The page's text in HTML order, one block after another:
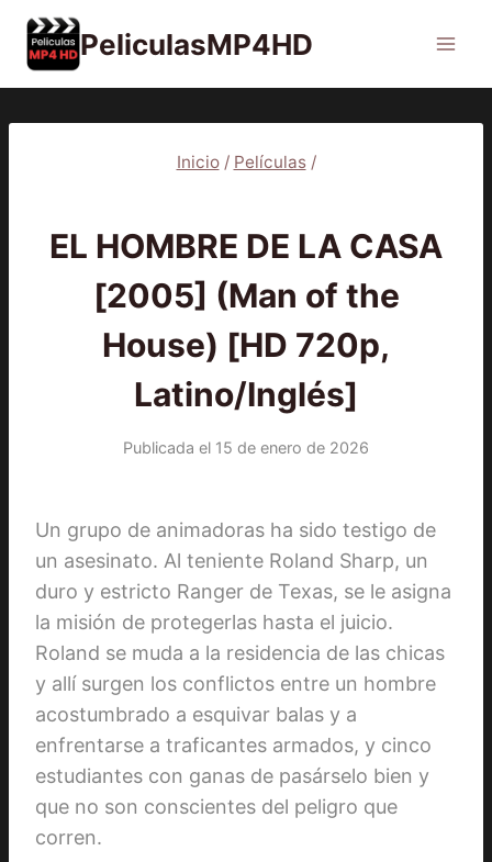
Saltar
contenido
PeliculasMP4HD
Inicio / Películas /
EL HOMBRE DE LA CASA
[2005] (Man of the
House) [HD 720p,
Latino/Inglés]
Publicada el 15 de enero de 2026
Un grupo de animadoras ha sido testigo de
un asesinato. Al teniente Roland Sharp, un
duro y estricto Ranger de Texas, se le asigna
la misión de protegerlas hasta el juicio.
Roland se muda a la residencia de las chicas
y allí surgen los conflictos entre un hombre
acostumbrado a esquivar balas y a
enfrentarse a traficantes armados, y cinco
estudiantes con ganas de pasárselo bien y
que no son conscientes del peligro que
corren.